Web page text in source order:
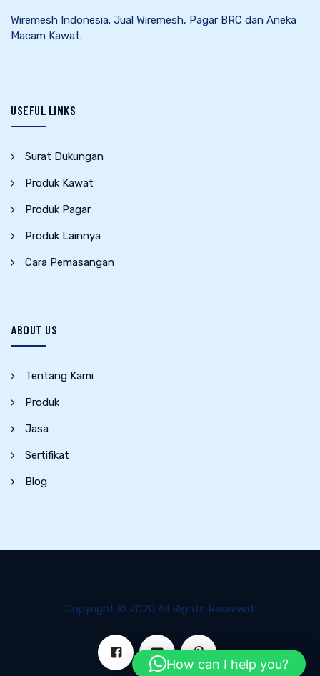
Wiremesh Indonesia. Jual Wiremesh, Pagar BRC dan Aneka
Macam Kawat.
USEFUL LINKS
Surat Dukungan
Produk Kawat
Produk Pagar
Produk Lainnya
Cara Pemasangan
ABOUT US
Tentang Kami
Produk
Jasa
Sertifikat
Blog
Copyright © 2020 All Rights Reserved.
How can I help you?